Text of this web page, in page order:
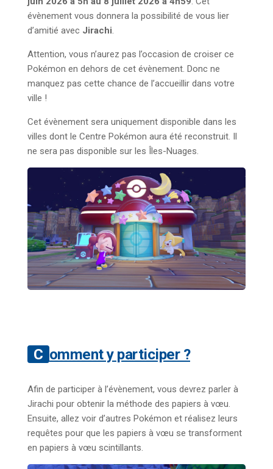
évènement vous donnera la possibilité de vous lier
d’amitié avec Jirachi.
Attention, vous n’aurez pas l’occasion de croiser ce
Pokémon en dehors de cet évènement. Donc ne
manquez pas cette chance de l’accueillir dans votre
ville !
Cet évènement sera uniquement disponible dans les
villes dont le Centre Pokémon aura été reconstruit. Il
ne sera pas disponible sur les Îles-Nuages.
Comment y participer ?
Afin de participer à l’évènement, vous devrez parler à
Jirachi pour obtenir la méthode des papiers à vœu.
Ensuite, allez voir d’autres Pokémon et réalisez leurs
requêtes pour que les papiers à vœu se transforment
en papiers à vœu scintillants.